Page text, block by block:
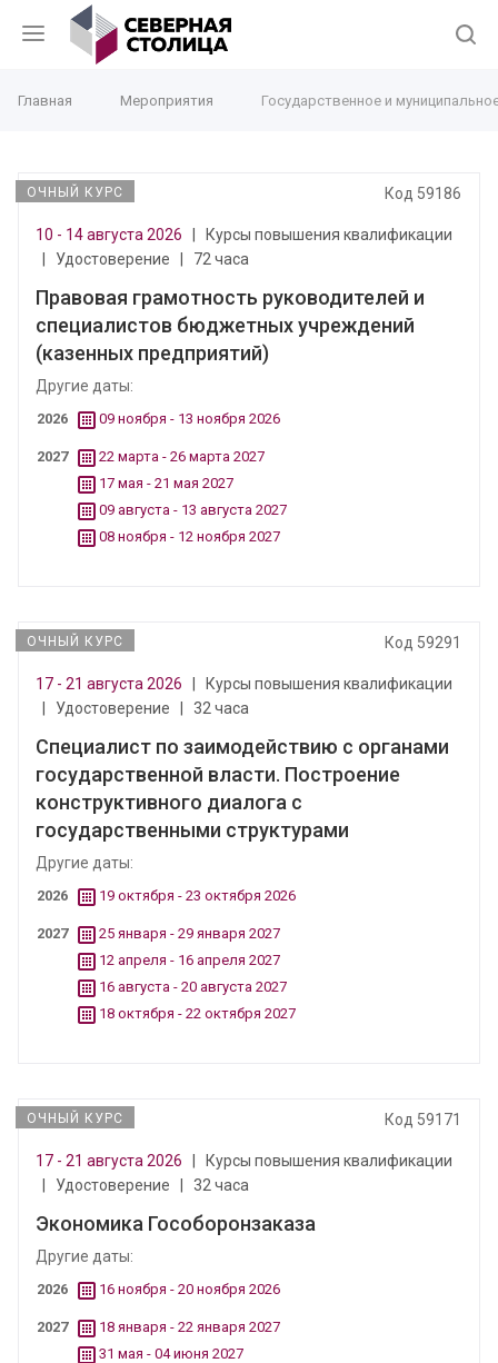
Главная Мероприятия Государственное и
ОЧНЫЙ КУРС Код 59186
10 - 14 августа 2026
Курсы повышения квалификации
Удостоверение 72 часа
Правовая грамотность руководителей и
специалистов бюджетных учреждений
(казенных предприятий)
Другие даты:
2026 09 ноября - 13 ноября 2026
2027
22 марта - 26 марта 2027
17 мая - 21 мая 2027
09 августа - 13 августа 2027
08 ноября - 12 ноября 2027
ОЧНЫЙ КУРС Код 59291
17 - 21 августа 2026
Курсы повышения квалификации
Удостоверение 32 часа
Специалист по заимодействию с органами
государственной власти. Построение
конструктивного диалога с
государственными структурами
Другие даты:
2026 19 октября - 23 октября 2026
2027
25 января - 29 января 2027
12 апреля - 16 апреля 2027
16 августа - 20 августа 2027
18 октября - 22 октября 2027
ОЧНЫЙ КУРС Код 59171
17 - 21 августа 2026
Курсы повышения квалификации
Удостоверение 32 часа
Экономика Гособоронзаказа
Другие даты:
2026 16 ноября - 20 ноября 2026
2027
18 января - 22 января 2027
31 мая - 04 июня 2027